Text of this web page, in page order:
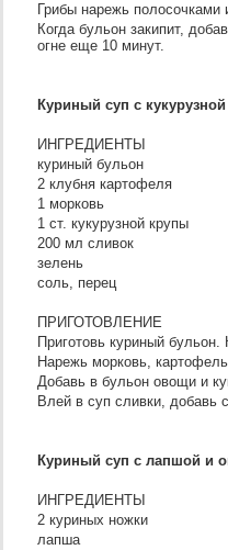
Грибы нарежь полосочками
Когда бульон закипит,
огне еще 10 минут.
Куриный суп с
ИНГРЕДИЕНТЫ
куриный бульон
2 клубня картофеля
1 морковь
1 ст. кукурузной крупы
200 мл сливок
зелень
соль, перец
ПРИГОТОВЛЕНИЕ
Приготовь куриный
Нарежь морковь,
Добавь в бульон овощи и
Влей в суп сливки, добавь
Куриный суп с лапшой и
ИНГРЕДИЕНТЫ
2 куриных ножки
лапша